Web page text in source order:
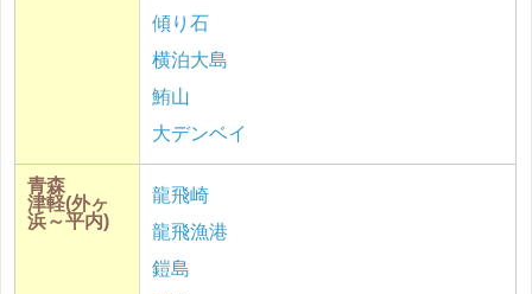
傾り石
横泊大島
鮪山
大デンベイ
青森
津軽(外ヶ
浜～平内)
龍飛崎
龍飛漁港
鎧島